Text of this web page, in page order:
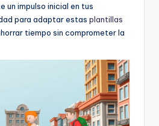
un impulso inicial en tus
para adaptar estas plantillas
tiempo sin comprometer la